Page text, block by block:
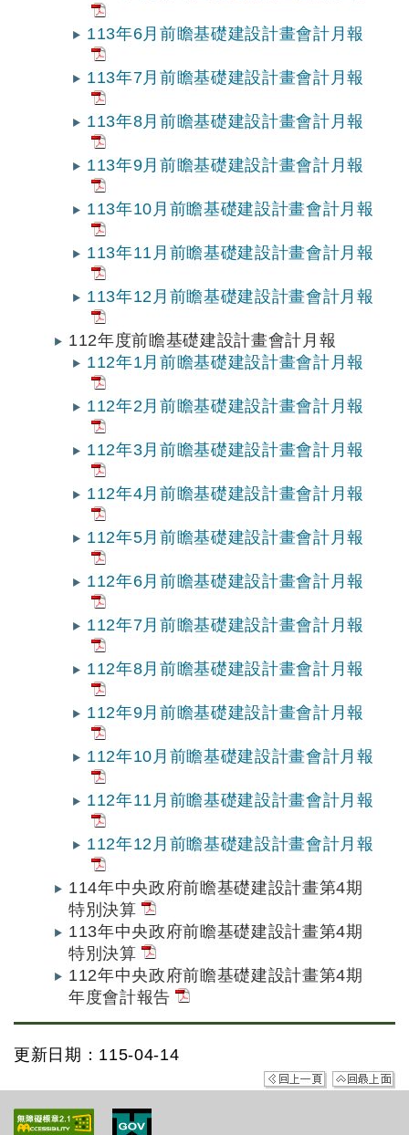
113年6月前瞻基礎建設計畫會計月報
113年7月前瞻基礎建設計畫會計月報
113年8月前瞻基礎建設計畫會計月報
113年9月前瞻基礎建設計畫會計月報
113年10月前瞻基礎建設計畫會計月報
113年11月前瞻基礎建設計畫會計月報
113年12月前瞻基礎建設計畫會計月報
112年度前瞻基礎建設計畫會計月報
112年1月前瞻基礎建設計畫會計月報
112年2月前瞻基礎建設計畫會計月報
112年3月前瞻基礎建設計畫會計月報
112年4月前瞻基礎建設計畫會計月報
112年5月前瞻基礎建設計畫會計月報
112年6月前瞻基礎建設計畫會計月報
112年7月前瞻基礎建設計畫會計月報
112年8月前瞻基礎建設計畫會計月報
112年9月前瞻基礎建設計畫會計月報
112年10月前瞻基礎建設計畫會計月報
112年11月前瞻基礎建設計畫會計月報
112年12月前瞻基礎建設計畫會計月報
114年中央政府前瞻基礎建設計畫第4期
特別決算
113年中央政府前瞻基礎建設計畫第4期
特別決算
112年中央政府前瞻基礎建設計畫第4期
年度會計報告
更新日期：115-04-14